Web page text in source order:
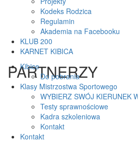
Kodeks Rodzica
Regulamin
Akademia na Facebooku
KLUB 200
KARNET KIBICA
Kibice
Do pobrania
Klasy Mistrzostwa Sportowego
WYBIERZ SWÓJ KIERUNEK
Testy sprawnościowe
Kadra szkoleniowa
Kontakt
Kontakt
PARTNERZY